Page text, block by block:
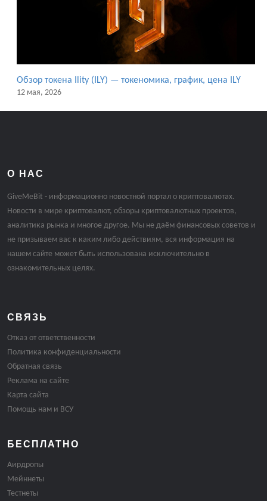
Обзор токена Ility (ILY) — токеномика, график, цена ILY
12 мая, 2026
О НАС
GiveMeBit - информационно новостной портал о криптовалютах.
Новости в мире криптовалют, обзоры криптовалютных проектов,
аналитика рынка и многое другое. Мы не даём финансовых советов и
не призываем вас к каким либо действиям, вся информация на
нашем сайте может быть использована исключительно в
ознакомительных целях.
СВЯЗЬ
Отказ от ответственности
Политика конфиденциальности
Обратная связь
Реклама на сайте
Карта сайта
Помощь нам и ВСУ
БЕСПЛАТНО
Аирдропы
Мейннеты
Тестнеты